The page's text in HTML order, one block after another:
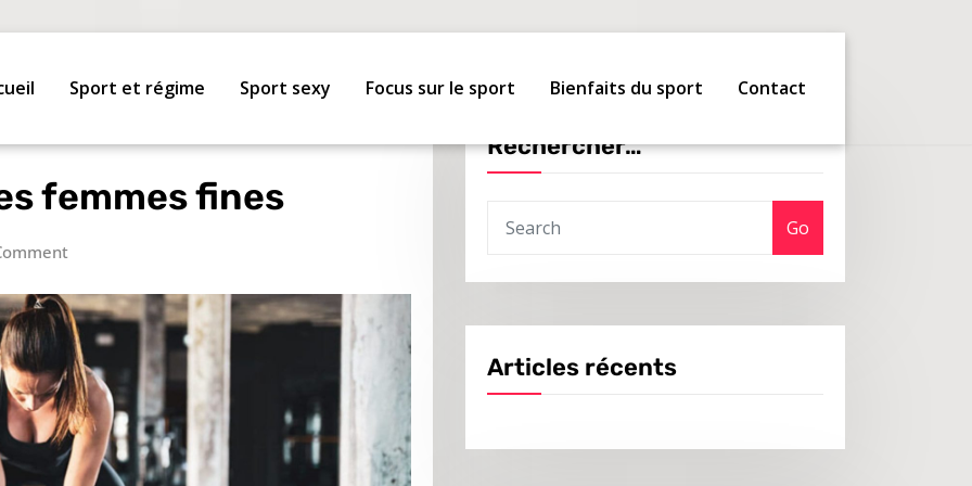
Sport et régime Sport sexy Focus sur le sport Bienfaits du sport Contact
femmes fines
Rechercher…
Go
Articles récents